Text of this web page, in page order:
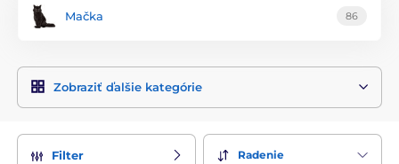
ktoré chutí každému psíkovi.
Mačka 86
Zobraziť ďalšie kategórie
Filter Radenie